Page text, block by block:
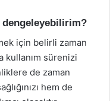
dengeleyebilirim?
için belirli zaman
kullanım sürenizi
de zaman
hem de